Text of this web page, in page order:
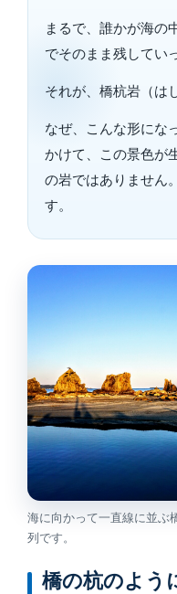
まるで、誰かが海の
でそのまま残してい
それが、橋杭岩（は
なぜ、こんな形にな
かけて、この景色が
の岩ではありません
す。
海に向かって一直線に並ぶ
列です。
橋の杭のよう